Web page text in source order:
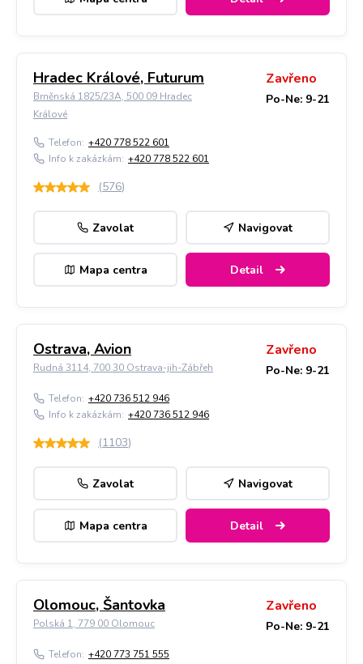
Hradec Králové, Futurum
Brněnská 1825/23A, 500 09 Hradec
Králové
Zavřeno
Po-Ne: 9-21
Telefon: +420 778 522 601
Info k zakázkám: +420 778 522 601
(576)
Zavolat Navigovat
Mapa centra Detail
Ostrava, Avion
Rudná 3114, 700 30 Ostrava-jih-Zábřeh
Zavřeno
Po-Ne: 9-21
Telefon: +420 736 512 946
Info k zakázkám: +420 736 512 946
(1103)
Zavolat Navigovat
Mapa centra Detail
Olomouc, Šantovka
Polská 1, 779 00 Olomouc
Zavřeno
Po-Ne: 9-21
Telefon: +420 773 751 555